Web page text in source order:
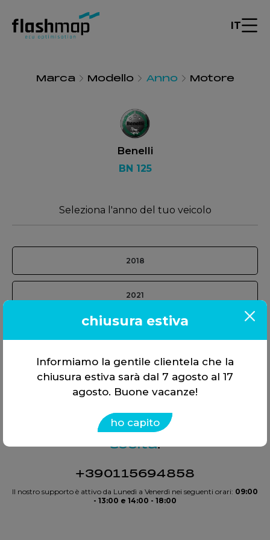
IT
Marca Modello Anno Motore
Benelli
BN 125
Seleziona l'anno del tuo veicolo
2018
2021
Offriamo soluzioni, non solo
strumenti. Tutto in
scelta.
+390115694858
Il nostro supporto è attivo da Lunedì a Venerdì nei seguenti orari: 09:00
- 13:00 e 14:00 - 18:00
chiusura estiva
Informiamo la gentile clientela che la
chiusura estiva sarà dal 7 agosto al 17
agosto. Buone vacanze!
ho capito